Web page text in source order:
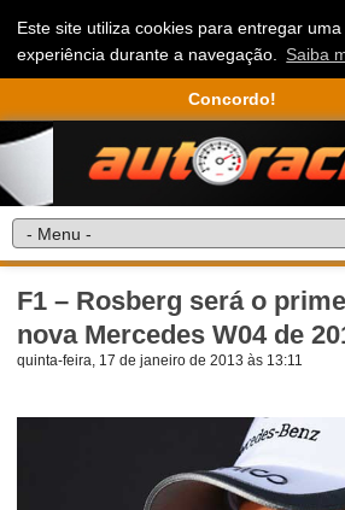
Este site utiliza cookies para entregar
experiência durante a navegação. Saiba
Concordo!
F1 – Rosberg será o
nova Mercedes W04 de
quinta-feira, 17 de janeiro de 2013 às 13:11